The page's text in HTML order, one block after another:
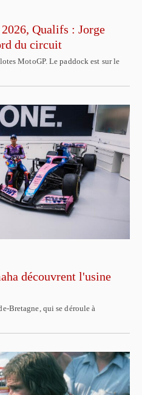
Qualifs : Jorge
du circuit
MotoGP. Le paddock est sur le
découvrent l'usine
Bretagne, qui se déroule à